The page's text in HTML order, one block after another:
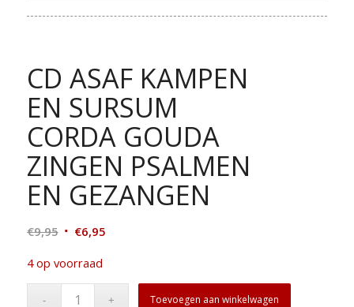
CD ASAF KAMPEN
EN SURSUM
CORDA GOUDA
ZINGEN PSALMEN
EN GEZANGEN
€9,95 Oorspronkelijke
was:
€9,95.
€6,95Huidige
€6,95.
4 op voorraad
Toevoegen aan winkelwagen